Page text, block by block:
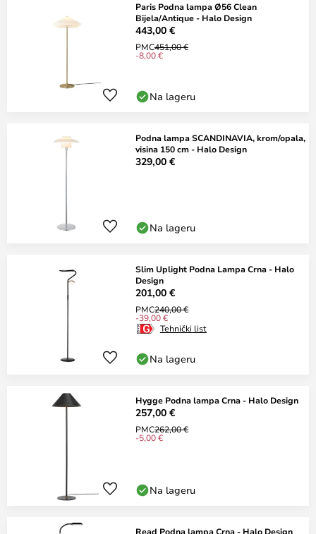
Paris Podna lampa Ø56 Clean
Bijela/Antique - Halo Design
443,00 €
PMC451,00 €
-8,00 €
Na lageru
Podna lampa SCANDINAVIA, krom/opala,
visina 150 cm - Halo Design
329,00 €
Na lageru
Slim Uplight Podna Lampa Crna - Halo
Design
201,00 €
PMC240,00 €
-39,00 €
Tehnički list
Na lageru
Hygge Podna lampa Crna - Halo Design
257,00 €
PMC262,00 €
-5,00 €
Na lageru
Read Podna lampa Crna - Halo Design